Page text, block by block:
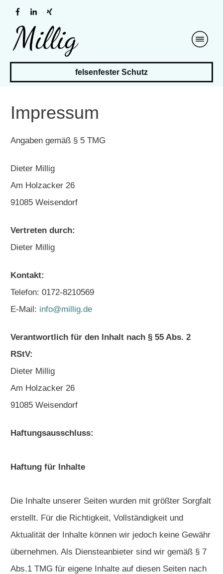
felsenfester Schutz
Impressum
Angaben gemäß § 5 TMG
Dieter Millig
Am Holzacker 26
91085 Weisendorf
Vertreten durch:
Dieter Millig
Kontakt:
Telefon: 0172-8210569
E-Mail: info@millig.de
Verantwortlich für den Inhalt nach § 55 Abs. 2
RStV:
Dieter Millig
Am Holzacker 26
91085 Weisendorf
Haftungsausschluss:
Haftung für Inhalte
Die Inhalte unserer Seiten wurden mit größter Sorgfalt
erstellt. Für die Richtigkeit, Vollständigkeit und
Aktualität der Inhalte können wir jedoch keine Gewähr
übernehmen. Als Diensteanbieter sind wir gemäß § 7
Abs.1 TMG für eigene Inhalte auf diesen Seiten nach